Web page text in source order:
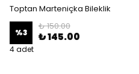
Toptan Marteniçka Bileklik
%3
₺ 150.00
₺ 145.00
4 adet